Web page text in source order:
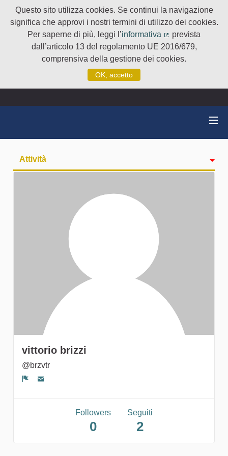
Questo sito utilizza cookies. Se continui la navigazione
significa che approvi i nostri termini di utilizzo dei cookies.
Per saperne di più, leggi l’informativa
(Collegamento
prevista
dall’articolo 13 del regolamento UE 2016/679,
comprensiva della gestione dei cookies.
OK, accetto
Attività
vittorio brizzi
@brzvtr
Followers
0
Seguiti
2